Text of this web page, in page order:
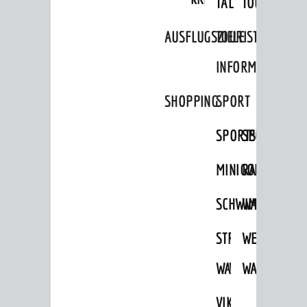
AUSFLUGSZIELE
TOURIST
INFORMATION
SHOPPINGSPORT
SPORTSTÄTTEN
MINIGOLFRADFAHREN
SCHWIMMEN
STRANDBAD
WAIDSEE
TSG
VIKTOR-
WANDERN
WEINHEIMER